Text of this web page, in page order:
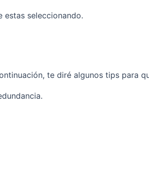
seleccionando.
te diré algunos tips